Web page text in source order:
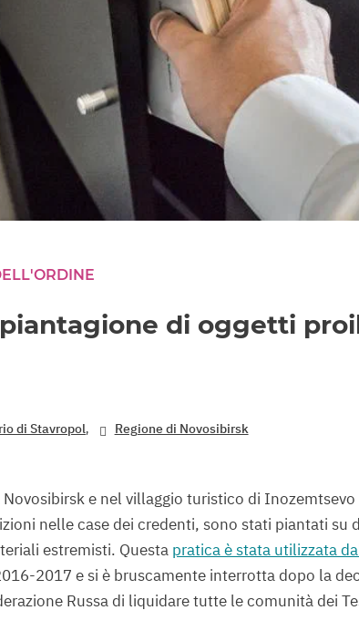
di oggetti
di Stavropol, Regione di Novosibirsk
e nel villaggio turistico di
nelle case dei credenti, sono stati piantati su
estremisti. Questa pratica è stata utilizzata
2017 e si è bruscamente interrotta dopo la
Russa di liquidare tutte le comunità dei